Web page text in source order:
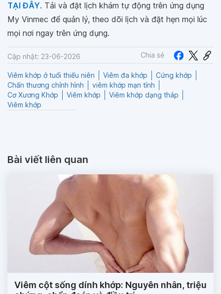
TẠI ĐÂY. Tải và đặt lịch khám tự động trên ứng dụng
My Vinmec để quản lý, theo dõi lịch và đặt hẹn mọi lúc
mọi nơi ngay trên ứng dụng.
Cập nhật: 23-06-2026 Chia sẻ
Viêm khớp ở tuổi thiếu niên Viêm đa khớp
Cứng khớp
Chấn thương chỉnh hình
viêm khớp mạn tính
Cơ Xương Khớp
Viêm khớp
Viêm khớp dạng tháp
Viêm khớp
Bài viết liên quan
Viêm cột sống dính khớp: Nguyên nhân, triệu